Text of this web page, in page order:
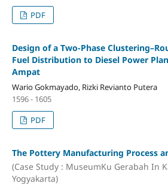
PDF
Design of a Two-Phase
Fuel Distribution to Diesel Power
Ampat
Wario Gokmayado, Rizki Revianto Putera
1596 - 1605
PDF
The Pottery Manufacturing Process
(Case Study : MuseumKu Gerabah In
Yogyakarta)